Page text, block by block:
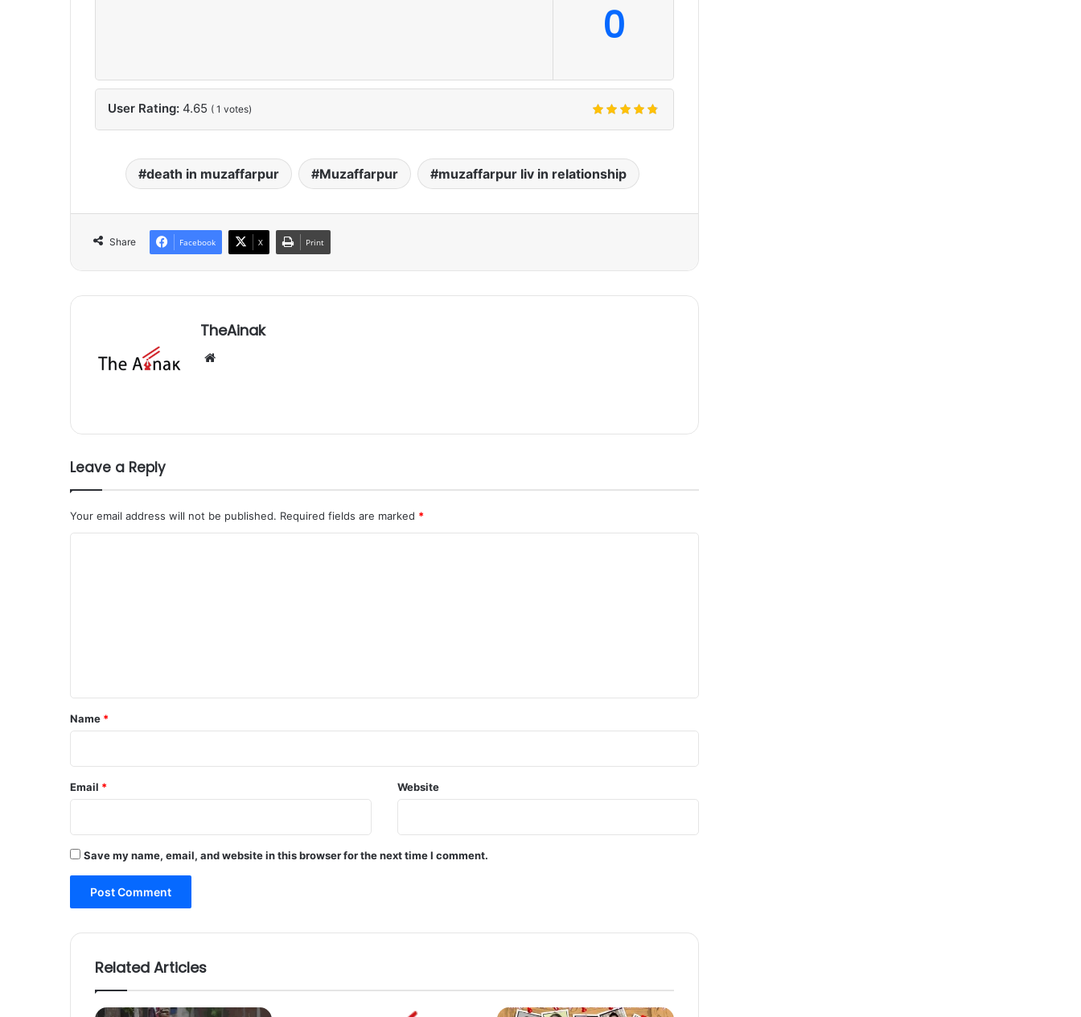
0
User Rating: 4.65 ( 1 votes)
death in muzaffarpur Muzaffarpur muzaffarpur liv in relationship
Share Facebook X Print
TheAinak
Leave a Reply
Your email address will not be published. Required fields are marked *
*
Name *
Email * Website
Save my name, email, and website in this browser for the next time I comment.
Related Articles